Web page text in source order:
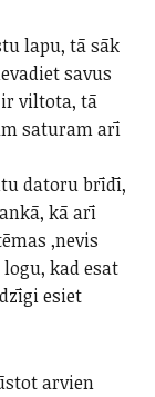
lapu, tā sāk
savus
viltota, tā
saturam arī
datoru brīdī,
kā arī
,nevis
kad esat
esiet
arvien